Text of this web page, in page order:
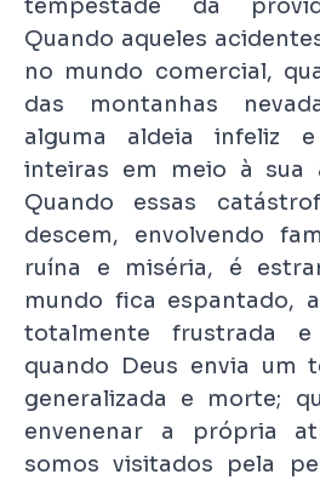
tempestade da
Quando aqueles
no mundo comercial,
das montanhas
alguma aldeia infeliz
inteiras em meio à sua
Quando essas
descem, envolvendo
ruína e miséria, é
mundo fica espantado,
totalmente frustrada e
quando Deus envia um
generalizada e morte;
envenenar a própria
somos visitados pela